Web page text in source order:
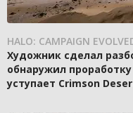
HALO: CAMPAIGN
Художник сделал
обнаружил
уступает Crimson